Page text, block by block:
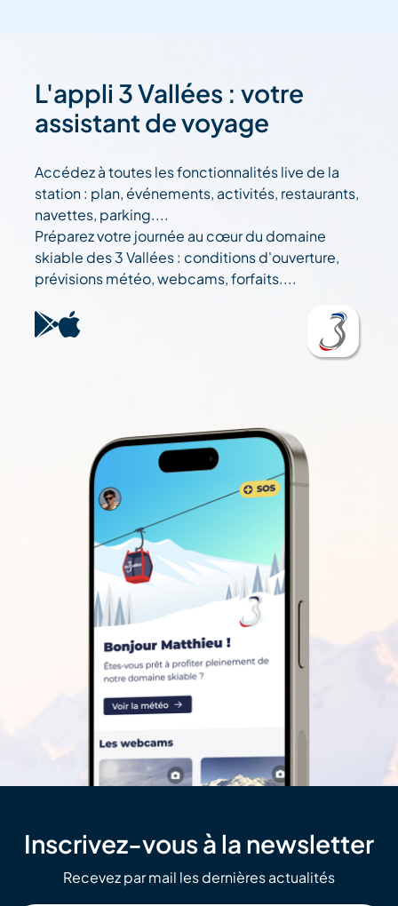
L'appli 3 Vallées : votre
assistant de voyage
Accédez à toutes les fonctionnalités live de la
station : plan, événements, activités, restaurants,
navettes, parking....
Préparez votre journée au cœur du domaine
skiable des 3 Vallées : conditions d'ouverture,
prévisions météo, webcams, forfaits....
Inscrivez-vous à la newsletter
Recevez par mail les dernières actualités